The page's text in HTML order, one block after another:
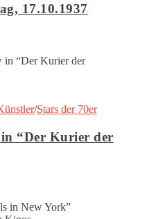
17.10.1937
/Stars der 70er
“Der Kurier der